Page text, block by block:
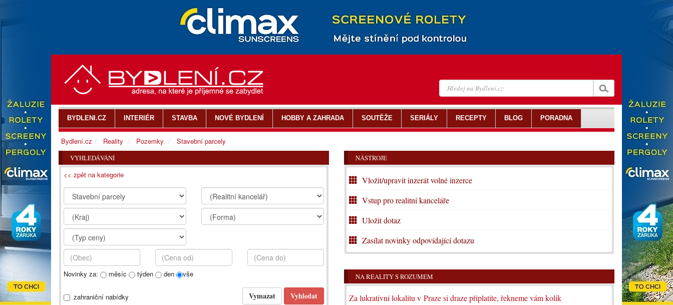
BYDLENI.CZ INTERIÉR STAVBA NOVÉ BYDLENÍ HOBBY A ZAHRADA SOUTĚŽE SERIÁLY RECEPTY BLOG PORADNA
Bydlení.cz Reality Pozemky Stavební parcely
VYHLEDÁVÁNÍ
<< zpět na kategorie
Novinky za: měsíc týden den vše
zahraniční nabídky
NÁSTROJE
Vložit/upravit inzerát volné inzerce
Vstup pro realitní kanceláře
Uložit dotaz
Zasílat novinky odpovídající dotazu
NA REALITY S ROZUMEM
Za lukrativní lokalitu v Praze si draze připlatíte, řekneme vám kolik